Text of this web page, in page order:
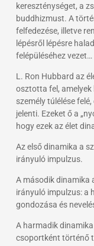
kereszténységet, a
buddhizmust. A
felfedezése, illetve
lépésről lépésre
felépüléséhez vezet…
L. Ron Hubbard az
osztotta fel, amelyek
személy túlélése
jelenti. Ezeket ő a
hogy ezek az élet
Az első dinamika a
irányuló impulzus.
A második dinamika
irányuló impulzus: a
gondozása és
A harmadik
csoportként történő